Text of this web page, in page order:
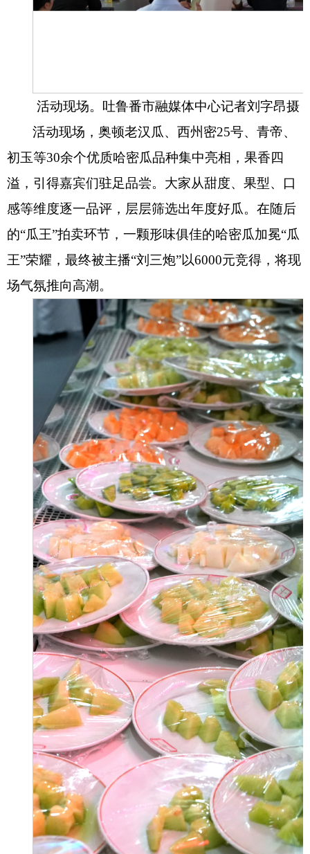
活动现场。吐鲁番市融媒体中心记者刘字昂摄
活动现场，奥顿老汉瓜、西州密25号、青帝、
初玉等30余个优质哈密瓜品种集中亮相，果香四
溢，引得嘉宾们驻足品尝。大家从甜度、果型、口
感等维度逐一品评，层层筛选出年度好瓜。在随后
的“瓜王”拍卖环节，一颗形味俱佳的哈密瓜加冕“瓜
王”荣耀，最终被主播“刘三炮”以6000元竞得，将现
场气氛推向高潮。